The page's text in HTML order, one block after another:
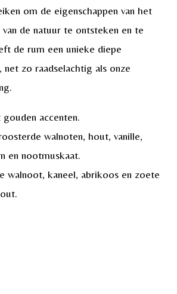
om de eigenschappen van het
de natuur te ontsteken en te
de rum een unieke diepe
zo raadselachtig als onze
accenten.
walnoten, hout, vanille,
en nootmuskaat.
walnoot, kaneel, abrikoos en zoete